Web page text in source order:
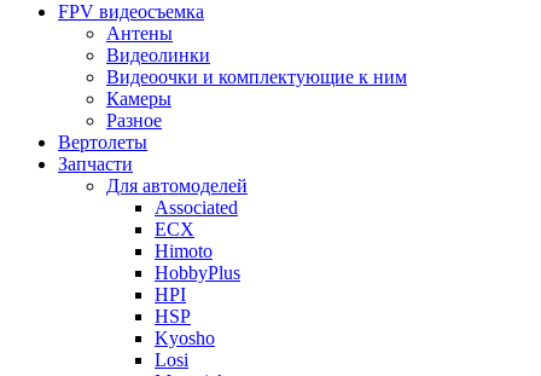
FPV видеосъемка
Антены
Видеолинки
Видеоочки и комплектующие к ним
Камеры
Разное
Вертолеты
Запчасти
Для автомоделей
Associated
ECX
Himoto
HobbyPlus
HPI
HSP
Kyosho
Losi